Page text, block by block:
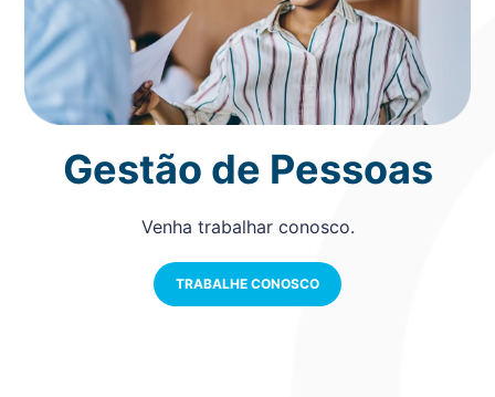
Gestão de Pessoas
Venha trabalhar conosco.
TRABALHE CONOSCO